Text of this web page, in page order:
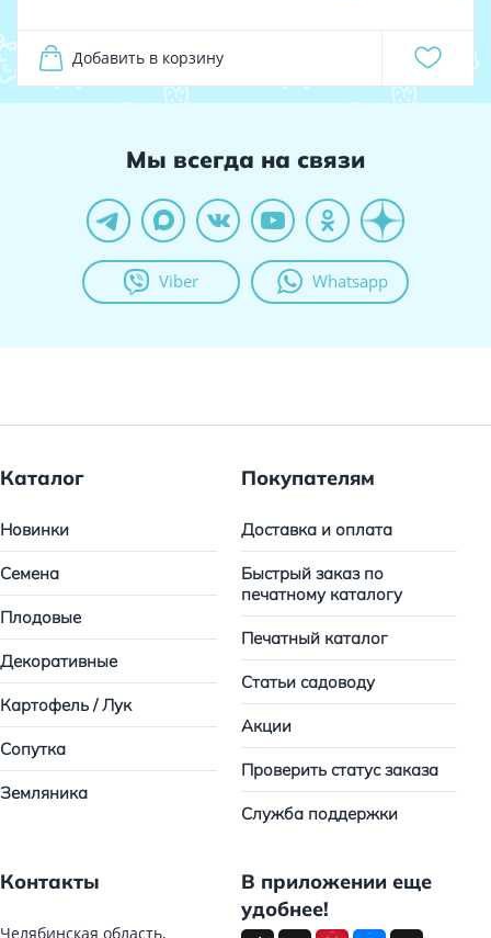
Добавить в корзину
Мы всегда на связи
Viber Whatsapp
Каталог
Новинки
Семена
Плодовые
Декоративные
Картофель / Лук
Сопутка
Земляника
Покупателям
Доставка и оплата
Быстрый заказ по
печатному каталогу
Печатный каталог
Статьи садоводу
Акции
Проверить статус заказа
Служба поддержки
Контакты
Челябинская область,
В приложении еще
удобнее!